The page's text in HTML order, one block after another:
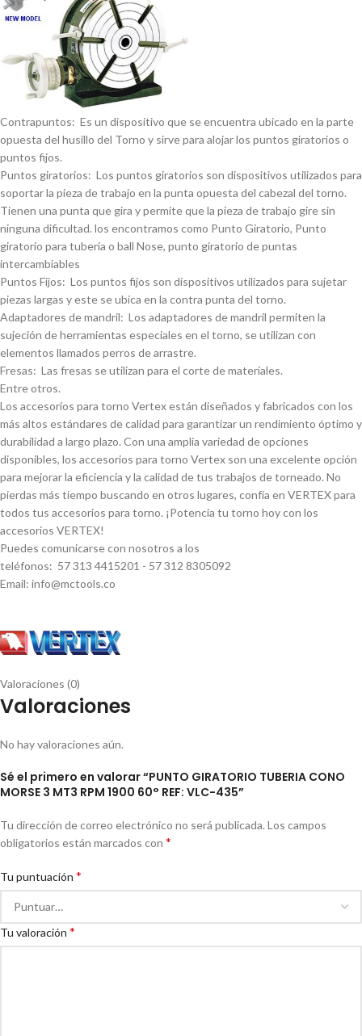
Contrapuntos: Es un dispositivo que se encuentra ubicado en la parte
opuesta del husillo del Torno y sirve para alojar los puntos giratorios o
puntos fijos.
Puntos giratorios: Los puntos giratorios son dispositivos utilizados para
soportar la pieza de trabajo en la punta opuesta del cabezal del torno.
Tienen una punta que gira y permite que la pieza de trabajo gire sin
ninguna dificultad. los encontramos como Punto Giratorio, Punto
giratorio para tuberí­a o ball Nose, punto giratorio de puntas
intercambiables
Puntos Fijos: Los puntos fijos son dispositivos utilizados para sujetar
piezas largas y este se ubica en la contra punta del torno.
Adaptadores de mandril: Los adaptadores de mandril permiten la
sujeción de herramientas especiales en el torno, se utilizan con
elementos llamados perros de arrastre.
Fresas: Las fresas se utilizan para el corte de materiales.
Entre otros.
Los accesorios para torno Vertex están diseñados y fabricados con los
más altos estándares de calidad para garantizar un rendimiento óptimo y
durabilidad a largo plazo. Con una amplia variedad de opciones
disponibles, los accesorios para torno Vertex son una excelente opción
para mejorar la eficiencia y la calidad de tus trabajos de torneado. No
pierdas más tiempo buscando en otros lugares, confí­a en VERTEX para
todos tus accesorios para torno. ¡Potencia tu torno hoy con los
accesorios VERTEX!
Puedes comunicarse con nosotros a los
teléfonos: 57 313 4415201 - 57 312 8305092
Email: info@mctools.co
Valoraciones (0)
Valoraciones
No hay valoraciones aún.
Sé el primero en valorar “PUNTO GIRATORIO TUBERIA CONO
MORSE 3 MT3 RPM 1900 60° REF: VLC-435”
Tu dirección de correo electrónico no será publicada. Los campos
obligatorios están marcados con *
Tu puntuación *
Tu valoración *